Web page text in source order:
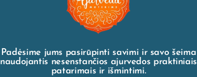
Padėsime jums pasirūpinti savimi ir savo šeima
naudojantis nesenstančios ajurvedos praktiniais
patarimais ir išmintimi.